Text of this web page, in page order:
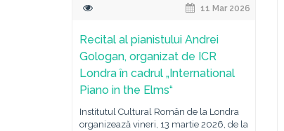
11 Mar 2026
Recital al pianistului Andrei
Gologan, organizat de ICR
Londra în cadrul „International
Piano in the Elms“
Institutul Cultural Român de la Londra
organizează vineri, 13 martie 2026, de la